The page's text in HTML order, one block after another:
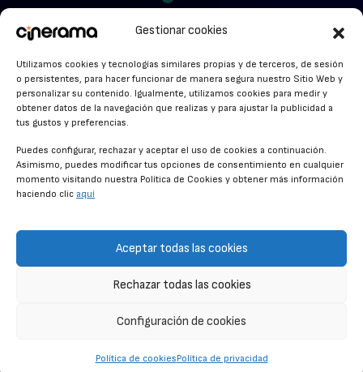
Gestionar cookies
Utilizamos cookies y tecnologías similares propias y de terceros, de sesión
o persistentes, para hacer funcionar de manera segura nuestro Sitio Web y
personalizar su contenido. Igualmente, utilizamos cookies para medir y
obtener datos de la navegación que realizas y para ajustar la publicidad a
tus gustos y preferencias.
Puedes configurar, rechazar y aceptar el uso de cookies a continuación.
Asimismo, puedes modificar tus opciones de consentimiento en cualquier
momento visitando nuestra Política de Cookies y obtener más información
haciendo clic aquí
Aceptar todas las cookies
Rechazar todas las cookies
Configuración de cookies
Política de cookiesPolítica de privacidad
STREAMING NEWS
ANUNCIOS DE CINE
POLÍTICA DE COOKIES
© CINERAMA 2026